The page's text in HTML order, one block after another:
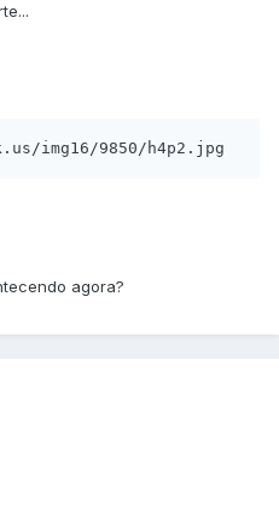
img16/9850/h4p2.jpg
agora?